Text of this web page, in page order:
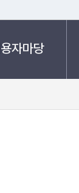
자마당